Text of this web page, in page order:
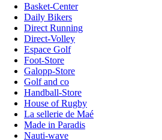
Basket-Center
Daily Bikers
Direct Running
Direct-Volley
Espace Golf
Foot-Store
Galopp-Store
Golf and co
Handball-Store
House of Rugby
La sellerie de Maé
Made in Paradis
Nauti-wave